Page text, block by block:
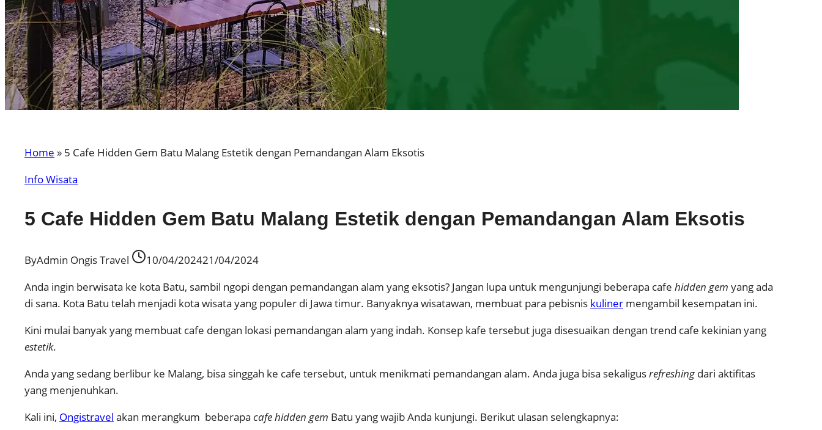
Home » 5 Cafe Hidden Gem Batu Malang Estetik dengan Pemandangan Alam Eksotis
Info Wisata
5 Cafe Hidden Gem Batu Malang Estetik dengan Pemandangan Alam Eksotis
ByAdmin Ongis Travel 10/04/202421/04/2024
Anda ingin berwisata ke kota Batu, sambil ngopi dengan pemandangan alam yang eksotis? Jangan lupa untuk mengunjungi beberapa cafe hidden gem yang ada
di sana. Kota Batu telah menjadi kota wisata yang populer di Jawa timur. Banyaknya wisatawan, membuat para pebisnis kuliner mengambil kesempatan ini.
Kini mulai banyak yang membuat cafe dengan lokasi pemandangan alam yang indah. Konsep kafe tersebut juga disesuaikan dengan trend cafe kekinian yang
estetik.
Anda yang sedang berlibur ke Malang, bisa singgah ke cafe tersebut, untuk menikmati pemandangan alam. Anda juga bisa sekaligusrefreshing dari aktifitas
yang menjenuhkan.
Kali ini, Ongistravel akan merangkum beberapa cafe hidden gem Batu yang wajib Anda kunjungi. Berikut ulasan selengkapnya: